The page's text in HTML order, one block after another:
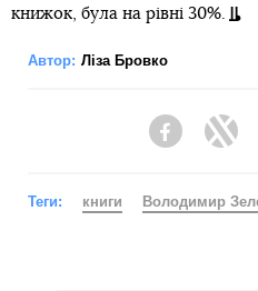
книжок, була на рівні 30%.
Автор: Ліза Бровко
Facebook
Теги: книги Володимир